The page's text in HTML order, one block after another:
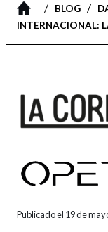
/ BLOG/
INTERNACIONAL:
Publicado el 19 de